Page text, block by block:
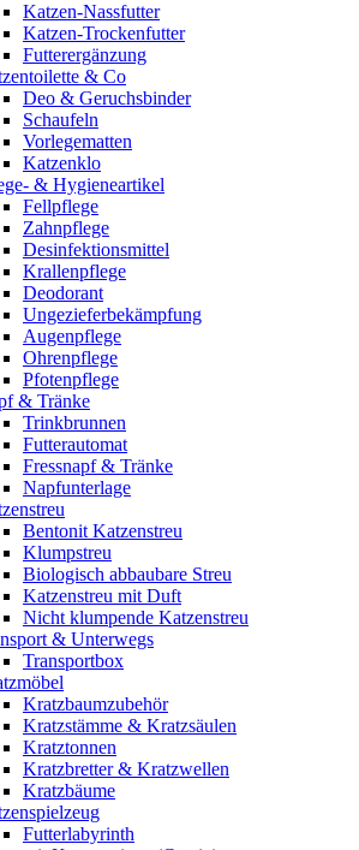
Katzen-Nassfutter
Katzen-Trockenfutter
Futterergänzung
& Co
Deo & Geruchsbinder
Schaufeln
Vorlegematten
Katzenklo
& Hygieneartikel
Fellpflege
Zahnpflege
Desinfektionsmittel
Krallenpflege
Deodorant
Ungezieferbekämpfung
Augenpflege
Ohrenpflege
Pfotenpflege
& Tränke
Trinkbrunnen
Futterautomat
Fressnapf & Tränke
Napfunterlage
Bentonit Katzenstreu
Klumpstreu
Biologisch abbaubare Streu
Katzenstreu mit Duft
Nicht klumpende Katzenstreu
& Unterwegs
Transportbox
Kratzbaumzubehör
Kratzstämme & Kratzsäulen
Kratztonnen
Kratzbretter & Kratzwellen
Kratzbäume
Futterlabyrinth